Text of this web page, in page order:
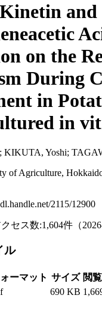
and
on the
During
in
in
KIKUTA, Yoshi;
of Agriculture,
2115/12900
セス数:1,604件 （
ル
ーマット サイズ 閲
690 KB